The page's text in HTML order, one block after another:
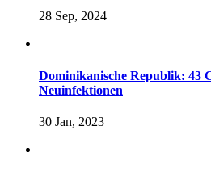
28 Sep, 2024
Dominikanische Republik: 43
Neuinfektionen
30 Jan, 2023